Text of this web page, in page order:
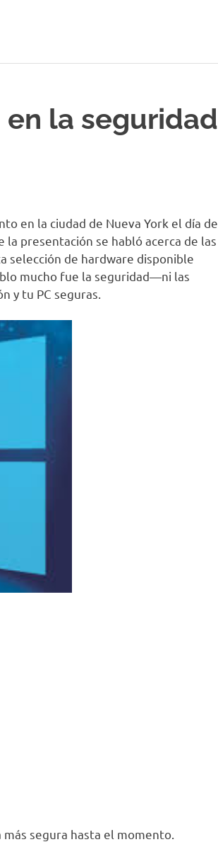
la seguridad
en la ciudad de Nueva York el día de
presentación se habló acerca de las
selección de hardware disponible
mucho fue la seguridad—ni las
y tu PC seguras.
segura hasta el momento.